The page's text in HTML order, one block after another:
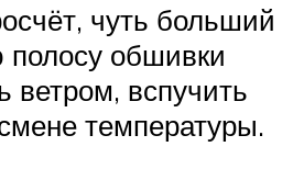
чуть больший
полосу обшивки
ветром, вспучить
температуры.